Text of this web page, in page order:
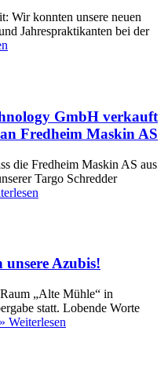
Wir konnten unsere neuen
Jahrespraktikanten bei der
GmbH verkauft
Fredheim Maskin AS
die Fredheim Maskin AS aus
Targo Schredder
Azubis!
„Alte Mühle“ in
statt. Lobende Worte
» Weiterlesen